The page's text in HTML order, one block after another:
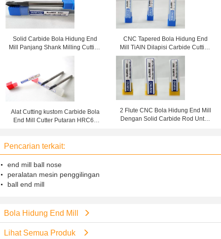
Solid Carbide Bola Hidung End
Mill Panjang Shank Milling Cutting
CNC Tapered Bola Hidung End
Mill TiAlN Dilapisi Carbide Cutting
Tools Untuk Tembaga
Alat Cutting kustom Carbide Bola
End Mill Cutter Putaran HRC60
2 Flute CNC Bola Hidung End Mill
Dengan Solid Carbide Rod Untuk
Pencarian terkait:
end mill ball nose
peralatan mesin penggilingan
ball end mill
Bola Hidung End Mill
Lihat Semua Produk